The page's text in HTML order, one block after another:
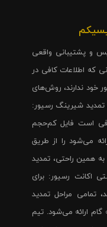
و پشتیبانی واقعی
که اطلاعات کافی در
خود ندارند، روش‌های
تمدید شیرینگ رسیور:
است فایل کم‌حجم
می‌شود را از طریق
همین راحتی، تمدید
اکانت رسیور: برای
تمامی مراحل تمدید
ارائه می‌شود. تیم